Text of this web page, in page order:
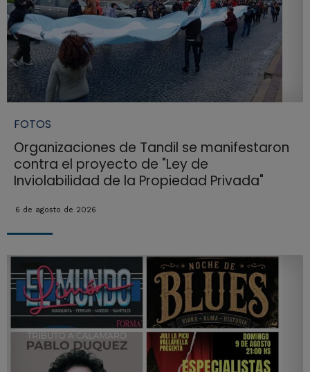
FOTOS
Organizaciones de Tandil se manifestaron
contra el proyecto de "Ley de
Inviolabilidad de la Propiedad Privada"
6 de agosto de 2026